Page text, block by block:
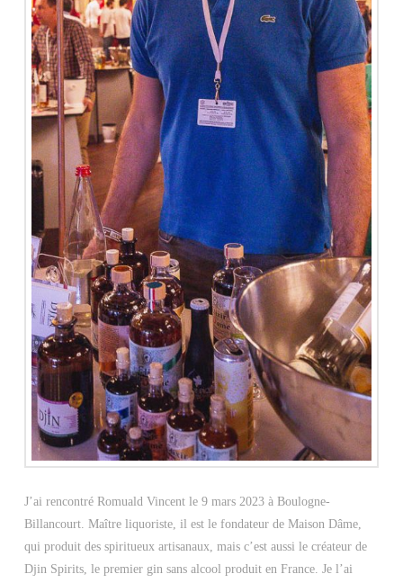
J’ai rencontré Romuald Vincent le 9 mars 2023 à Boulogne-
Billancourt. Maître liquoriste, il est le fondateur de Maison Dâme,
qui produit des spiritueux artisanaux, mais c’est aussi le créateur de
Djin Spirits, le premier gin sans alcool produit en France. Je l’ai